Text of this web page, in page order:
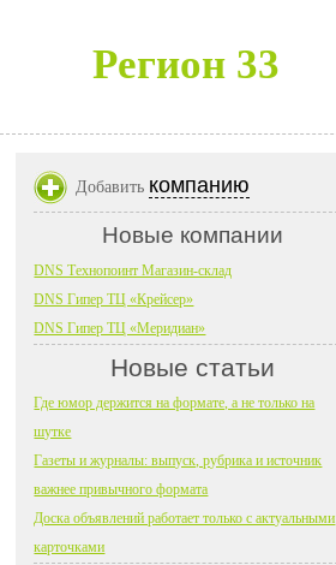
Регион 33
Добавить компанию
Новые компании
DNS Технопоинт Магазин-склад
DNS Гипер ТЦ «Крейсер»
DNS Гипер ТЦ «Меридиан»
Новые статьи
Где юмор держится на формате, а не только на
шутке
Газеты и журналы: выпуск, рубрика и источник
важнее привычного формата
Доска объявлений работает только с актуальными
карточками